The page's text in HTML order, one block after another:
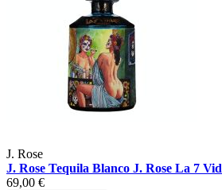
J. Rose
J. Rose Tequila Blanco J. Rose La 7
69,00 €